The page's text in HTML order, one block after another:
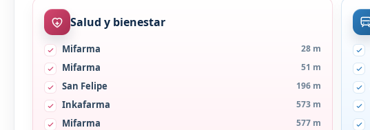
Salud y bienestar
Mifarma 28 m
Mifarma 51 m
San Felipe 196 m
Inkafarma 573 m
Mifarma 577 m